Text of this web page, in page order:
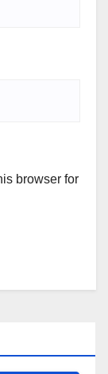
browser for